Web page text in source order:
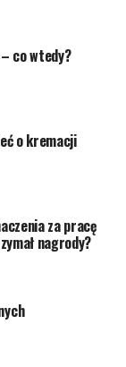
co wtedy?
o kremacji
za pracę
nagrody?